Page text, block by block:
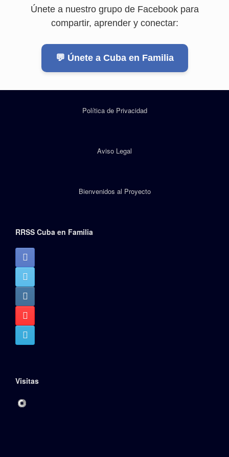
Únete a nuestro grupo de Facebook para
compartir, aprender y conectar:
💬 Únete a Cuba en Familia
Política de Privacidad
Aviso Legal
Bienvenidos al Proyecto
RRSS Cuba en Familia
Visitas